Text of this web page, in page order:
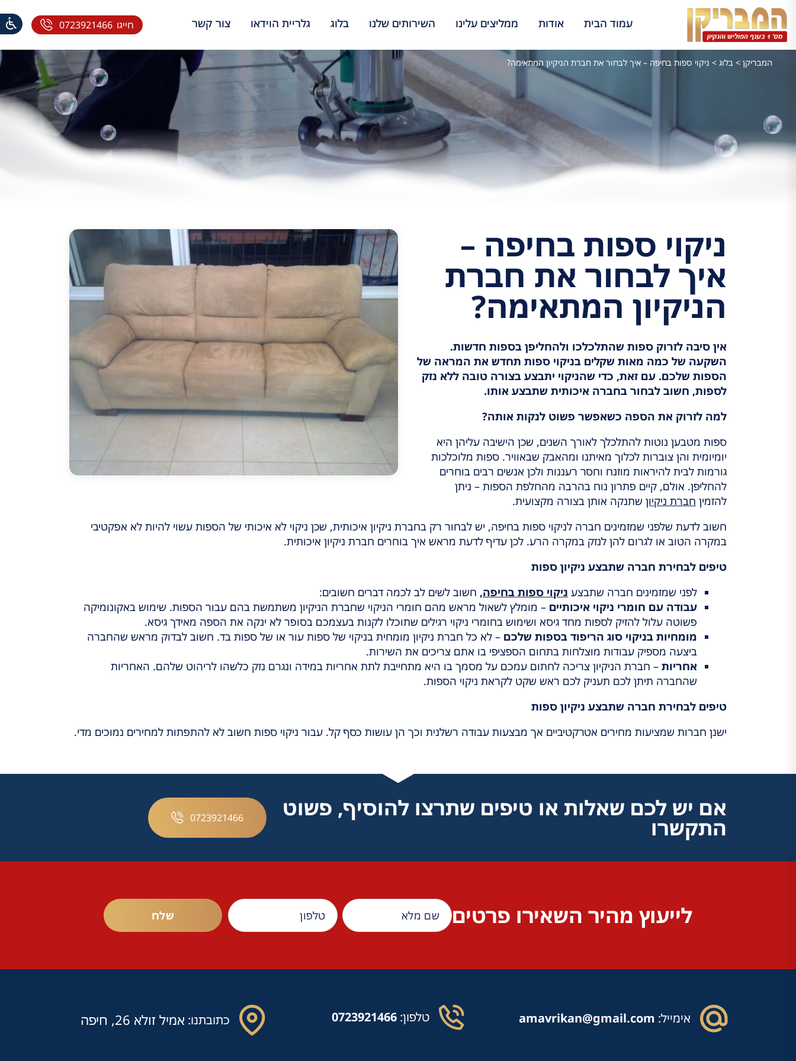
עמוד הבית אודות ממליצים עלינו השירותים שלנו בלוג גלריית הוידאו צור קשר חייגו 0723921466
המבריקן > בלוג > ניקוי ספות בחיפה – איך לבחור את חברת הניקיון המתאימה?
ניקוי ספות בחיפה –
איך לבחור את חברת
הניקיון המתאימה?
אין סיבה לזרוק ספות שהתלכלכו ולהחליפן בספות חדשות.
השקעה של כמה מאות שקלים בניקוי ספות תחדש את המראה של
הספות שלכם. עם זאת, כדי שהניקוי יתבצע בצורה טובה ללא נזק
לספות, חשוב לבחור בחברה איכותית שתבצע אותו.
למה לזרוק את הספה כשאפשר פשוט לנקות אותה?
ספות מטבען נוטות להתלכלך לאורך השנים, שכן הישיבה עליהן היא
יומיומית והן צוברות לכלוך מאיתנו ומהאבק שבאוויר. ספות מלוכלכות
גורמות לבית להיראות מוזנח וחסר רעננות ולכן אנשים רבים בוחרים
להחליפן. אולם, קיים פתרון נוח בהרבה מהחלפת הספות – ניתן
להזמין חברת ניקיון שתנקה אותן בצורה מקצועית.
חשוב לדעת שלפני שמזמינים חברה לניקוי ספות בחיפה, יש לבחור רק בחברת ניקיון איכותית, שכן ניקוי לא איכותי של הספות עשוי להיות לא אפקטיבי
במקרה הטוב או לגרום להן לנזק במקרה הרע. לכן עדיף לדעת מראש איך בוחרים חברת ניקיון איכותית.
טיפים לבחירת חברה שתבצע ניקיון ספות
לפני שמזמינים חברה שתבצע ניקוי ספות בחיפה, חשוב לשים לב לכמה דברים חשובים:
עבודה עם חומרי ניקוי איכותיים – מומלץ לשאול מראש מהם חומרי הניקוי שחברת הניקיון משתמשת בהם עבור הספות. שימוש באקונומיקה
פשוטה עלול להזיק לספות מחד גיסא ושימוש בחומרי ניקוי רגילים שתוכלו לקנות בעצמכם בסופר לא ינקה את הספה מאידך גיסא.
מומחיות בניקוי סוג הריפוד בספות שלכם – לא כל חברת ניקיון מומחית בניקוי של ספות עור או של ספות בד. חשוב לבדוק מראש שהחברה
ביצעה מספיק עבודות מוצלחות בתחום הספציפי בו אתם צריכים את השירות.
אחריות – חברת הניקיון צריכה לחתום עמכם על מסמך בו היא מתחייבת לתת אחריות במידה ונגרם נזק כלשהו לריהוט שלהם. האחריות
שהחברה תיתן לכם תעניק לכם ראש שקט לקראת ניקוי הספות.
טיפים לבחירת חברה שתבצע ניקיון ספות
ישנן חברות שמציעות מחירים אטרקטיביים אך מבצעות עבודה רשלנית וכך הן עושות כסף קל. עבור ניקוי ספות חשוב לא להתפתות למחירים נמוכים מדי.
אם יש לכם שאלות או טיפים שתרצו להוסיף, פשוט
התקשרו 0723921466
לייעוץ מהיר השאירו פרטים
אימייל: amavrikan@gmail.com טלפון: 0723921466 כתובתנו: אמיל זולא 26, חיפה